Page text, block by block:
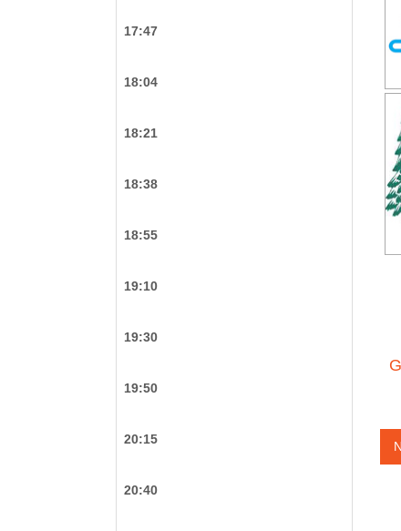
17:47
18:04
18:21
18:38
18:55
19:10
19:30
19:50
20:15
20:40